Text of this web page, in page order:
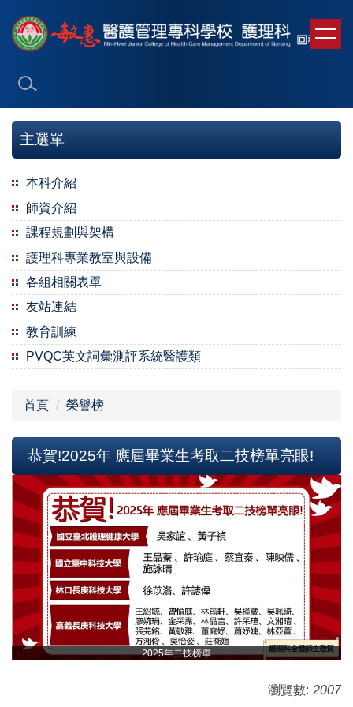
到
主
內
容
區
主選單
本科介紹
師資介紹
課程規劃與架構
護理科專業教室與設備
各組相關表單
友站連結
教育訓練
PVQC英文詞彙測評系統醫護類
首頁 榮譽榜
恭賀!2025年 應屆畢業生考取二技榜單亮眼!
2025年二技榜單
瀏覽數: 2007